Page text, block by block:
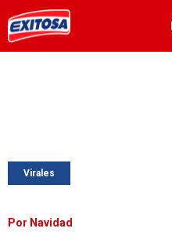
Virales
Por Navidad